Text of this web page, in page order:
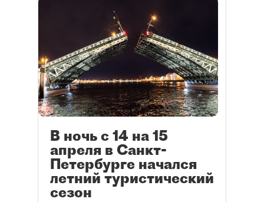
В ночь с 14 на 15
апреля в Санкт-
Петербурге начался
летний туристический
сезон